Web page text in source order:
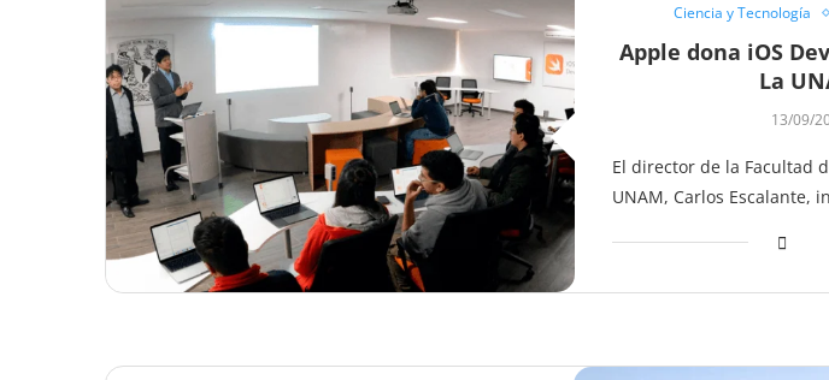
Ciencia y Tecnología
Apple dona iOS
La
13/09/
El director de la Facultad
UNAM, Carlos Escalante,